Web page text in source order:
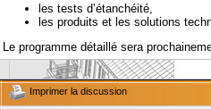
les tests d’étanchéité,
les produits et les solutions
Le programme détaillé sera
Imprimer la discussion